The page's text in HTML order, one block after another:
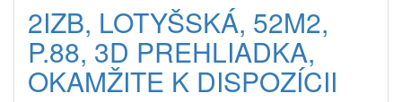
2IZB, LOTYŠSKÁ, 52M2,
P.88, 3D PREHLIADKA,
OKAMŽITE K DISPOZÍCII